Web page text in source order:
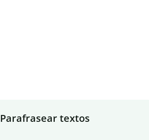
Parafrasear textos